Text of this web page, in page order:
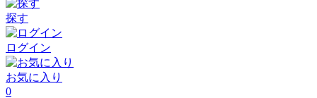
探す
ログイン
お気に入り
0